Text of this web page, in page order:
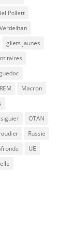
Pollett
gilets jaunes
Macron
OTAN
Russie
UE